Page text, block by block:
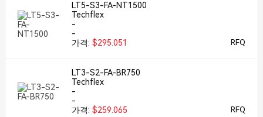
LT5-S3-FA-NT1500
Techflex
-
-
가격: $295.051 RFQ
LT3-S2-FA-BR750
Techflex
-
-
가격: $259.065 RFQ